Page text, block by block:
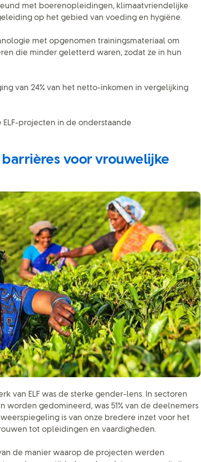
met boerenopleidingen, klimaatvriendelijke
op het gebied van voeding en hygiëne.
met opgenomen trainingsmateriaal om
die minder geletterd waren, zodat ze in hun
van 24% van het netto-inkomen in vergelijking
projecten in de onderstaande
voor vrouwelijke
van ELF was de sterke gender-lens. In sectoren
worden gedomineerd, was 51% van de deelnemers
is van onze bredere inzet voor het
tot opleidingen en vaardigheden.
de manier waarop de projecten werden